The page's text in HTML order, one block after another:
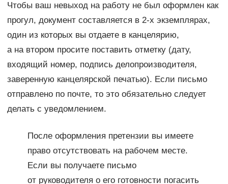
Чтобы ваш невыход на работу не был оформлен как
прогул, документ составляется в 2-х экземплярах,
один из которых вы отдаете в канцелярию,
а на втором просите поставить отметку (дату,
входящий номер, подпись делопроизводителя,
заверенную канцелярской печатью). Если письмо
отправлено по почте, то это обязательно следует
делать с уведомлением.
После оформления претензии вы имеете
право отсутствовать на рабочем месте.
Если вы получаете письмо
от руководителя о его готовности погасить